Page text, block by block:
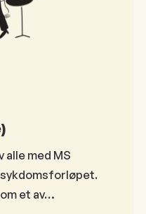
alle med MS
et av…